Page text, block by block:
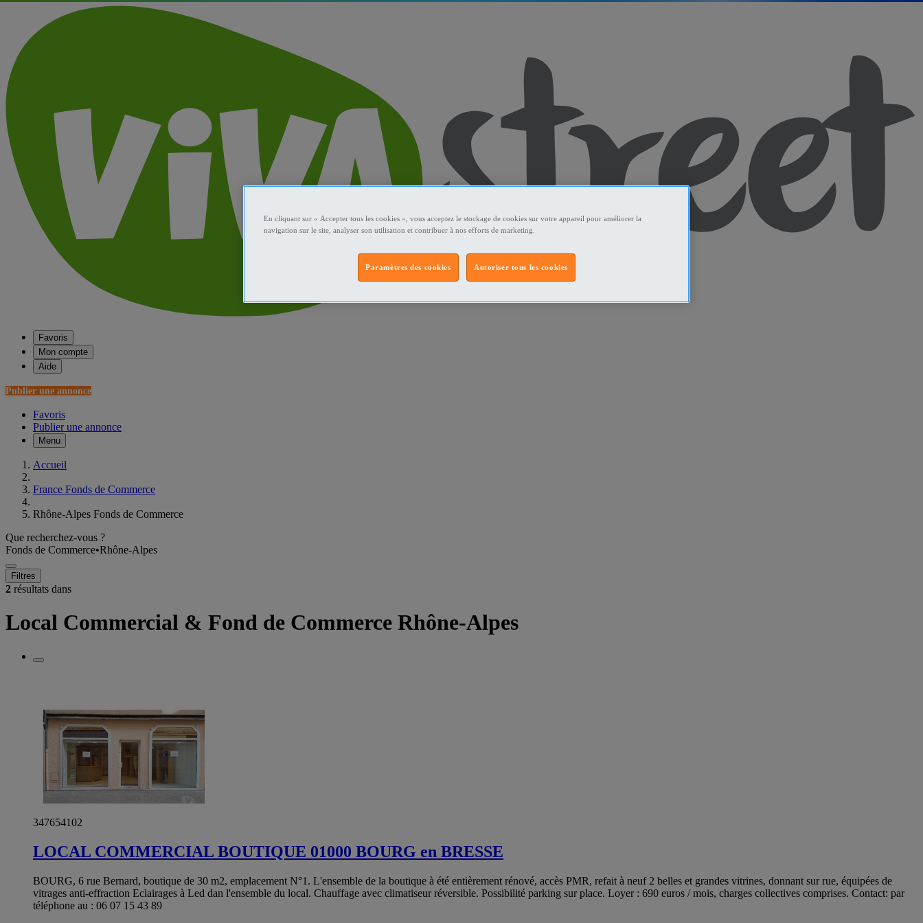
Favoris
Mon compte
Aide
Publier une annonce
Favoris
Publier une annonce
Menu
Accueil
France Fonds de Commerce
Rhône-Alpes Fonds de Commerce
Que recherchez-vous ?
Fonds de Commerce•Rhône-Alpes
Filtres
2 résultats dans
Local Commercial & Fond de Commerce Rhône-Alpes
347654102
LOCAL COMMERCIAL BOUTIQUE 01000 BOURG en BRESSE
BOURG, 6 rue Bernard, boutique de 30 m2, emplacement N°1. L'ensemble de la boutique à été entièrement rénové, accès PMR, refait à neuf 2 belles et grandes vitrines, donnant sur rue, équipées de
vitrages anti-effraction Eclairages à Led dan l'ensemble du local. Chauffage avec climatiseur réversible. Possibilité parking sur place. Loyer : 690 euros / mois, charges collectives comprises. Contact: par
téléphone au : 06 07 15 43 89
En cliquant sur « Accepter tous les cookies », vous acceptez le stockage de cookies sur votre appareil pour améliorer la
navigation sur le site, analyser son utilisation et contribuer à nos efforts de marketing.
Autoriser tous les cookies
Paramètres des cookies